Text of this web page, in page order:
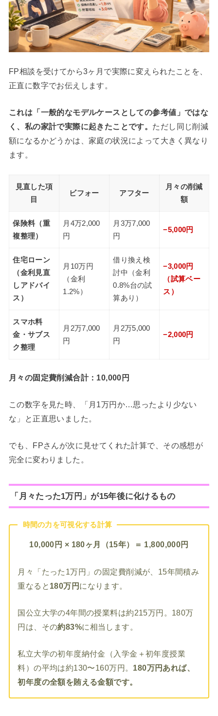
FP相談を受けてから3ヶ月で実際に変えられたことを、
正直に数字でお伝えします。
これは「一般的なモデルケースとしての参考値」ではな
く、私の家計で実際に起きたことです。 ただし同じ削減
額になるかどうかは、家庭の状況によって大きく異なり
ます。
見直した項
目
ビフォー アフター
月々の削減
額
保険料（重
複整理）
月4万2,000
円
月3万7,000
円
−5,000円
住宅ローン
（金利見直
しアドバイ
ス）
月10万円
（金利
1.2%）
借り換え検
討中（金利
0.8%台の試
算あり）
−3,000円
（試算ベー
ス）
スマホ料
金・サブス
ク整理
月2万7,000
円
月2万5,000
円
−2,000円
月々の固定費削減合計：10,000円
この数字を見た時、「月1万円か…思ったより少ない
な」と正直思いました。
でも、FPさんが次に見せてくれた計算で、その感想が
完全に変わりました。
「月々たった1万円」が15年後に化けるもの
時間の力を可視化する計算
10,000円 × 180ヶ月（15年）＝ 1,800,000円
月々「たった1万円」の固定費削減が、15年間積み
重なると 180万円 になります。
国公立大学の4年間の授業料は約215万円。180万
円は、その約83%に相当します。
私立大学の初年度納付金（入学金＋初年度授業
料）の平均は約130〜160万円。 180万円あれば、
初年度の全額を賄える金額です。